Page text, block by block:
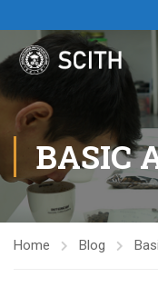
BASIC
Home Blog